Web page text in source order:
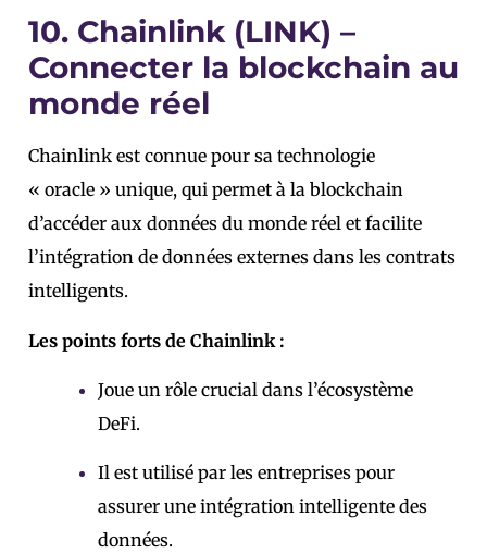
10. Chainlink (LINK) –
Connecter la blockchain au
monde réel
Chainlink est connue pour sa technologie
« oracle » unique, qui permet à la blockchain
d’accéder aux données du monde réel et facilite
l’intégration de données externes dans les contrats
intelligents.
Les points forts de Chainlink :
Joue un rôle crucial dans l’écosystème
DeFi.
Il est utilisé par les entreprises pour
assurer une intégration intelligente des
données.